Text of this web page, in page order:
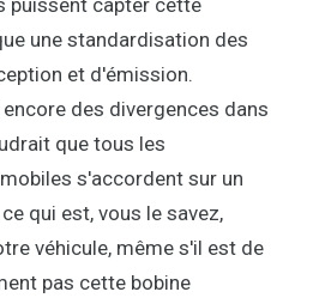
puissent capter cette
une standardisation des
et d'émission.
des divergences dans
que tous les
s'accordent sur un
qui est, vous le savez,
véhicule, même s'il est de
pas cette bobine